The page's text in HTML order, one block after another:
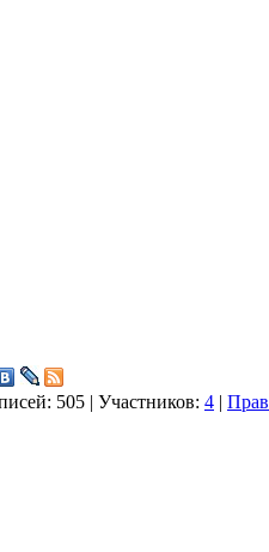
505 | Участников: 4 |